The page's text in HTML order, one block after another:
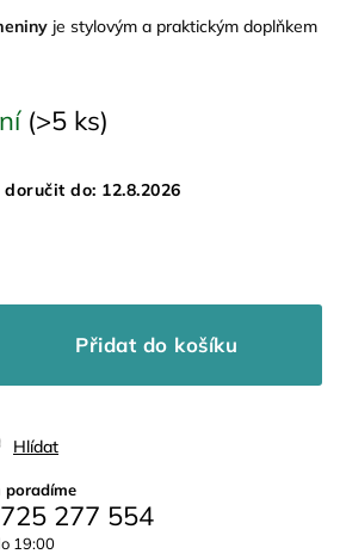
(>5 ks)
doručit do: 12.8.2026
Přidat do košíku
je stylovým a praktickým doplňkem
Hlídat
poradíme
277 554
19:00